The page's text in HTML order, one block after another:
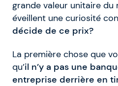
grande valeur unitaire
éveillent une curiosité
décide de ce prix?
La première chose que
qu’il n’y a pas une
entreprise derrière en